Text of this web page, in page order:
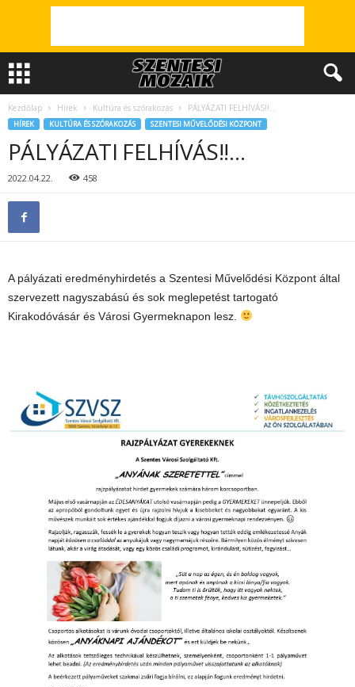
Kezdőlap Hírek Kultúra és szórakozás PÁLYÁZATI FELHÍVÁS!!…
HÍREK KULTÚRA ÉS SZÓRAKOZÁS SZENTESI MŰVELŐDÉSI KÖZPONT
PÁLYÁZATI FELHÍVÁS!!…
2022.04.22. 458
A pályázati eredményhirdetés a Szentesi Művelődési Központ által
szervezett nagyszabású és sok meglepetést tartogató
Kirakodóvásár és Városi Gyermeknapon lesz.